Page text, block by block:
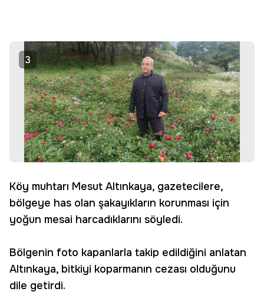
3
Köy muhtarı Mesut Altınkaya, gazetecilere,
bölgeye has olan şakayıkların korunması için
yoğun mesai harcadıklarını söyledi.
Bölgenin foto kapanlarla takip edildiğini anlatan
Altınkaya, bitkiyi koparmanın cezası olduğunu
dile getirdi.